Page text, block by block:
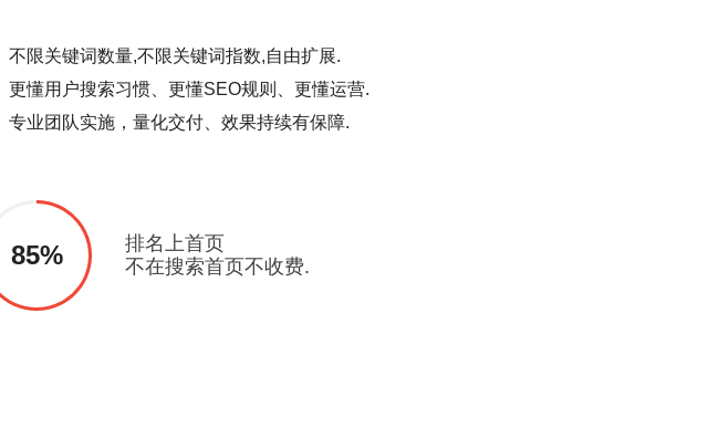
不限关键词数量,不限关键词指数,自由扩展.
更懂用户搜索习惯、更懂SEO规则、更懂运营.
专业团队实施，量化交付、效果持续有保障.
85%
排名上首页
不在搜索首页不收费.